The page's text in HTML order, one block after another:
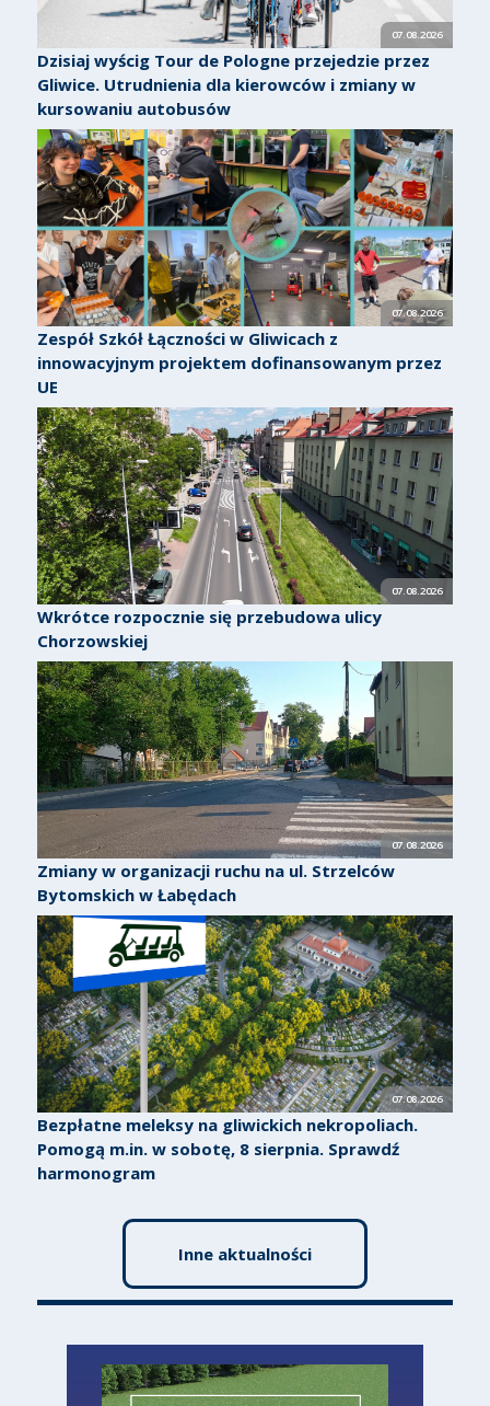
07.08.2026
Dzisiaj wyścig Tour de Pologne przejedzie przez
Gliwice. Utrudnienia dla kierowców i zmiany w
kursowaniu autobusów
07.08.2026
Zespół Szkół Łączności w Gliwicach z
innowacyjnym projektem dofinansowanym przez
UE
07.08.2026
Wkrótce rozpocznie się przebudowa ulicy
Chorzowskiej
07.08.2026
Zmiany w organizacji ruchu na ul. Strzelców
Bytomskich w Łabędach
07.08.2026
Bezpłatne meleksy na gliwickich nekropoliach.
Pomogą m.in. w sobotę, 8 sierpnia. Sprawdź
harmonogram
Inne aktualności